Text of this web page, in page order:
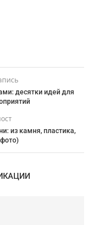
десятки идей для
из камня, пластика,